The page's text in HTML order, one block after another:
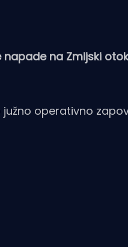
na Zmijski
operativno